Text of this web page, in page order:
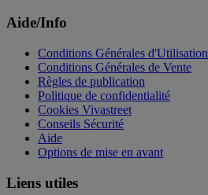
Aide/Info
Conditions Générales d'Utilisation
Conditions Générales de Vente
Règles de publication
Politique de confidentialité
Cookies Vivastreet
Conseils Sécurité
Aide
Options de mise en avant
Liens utiles